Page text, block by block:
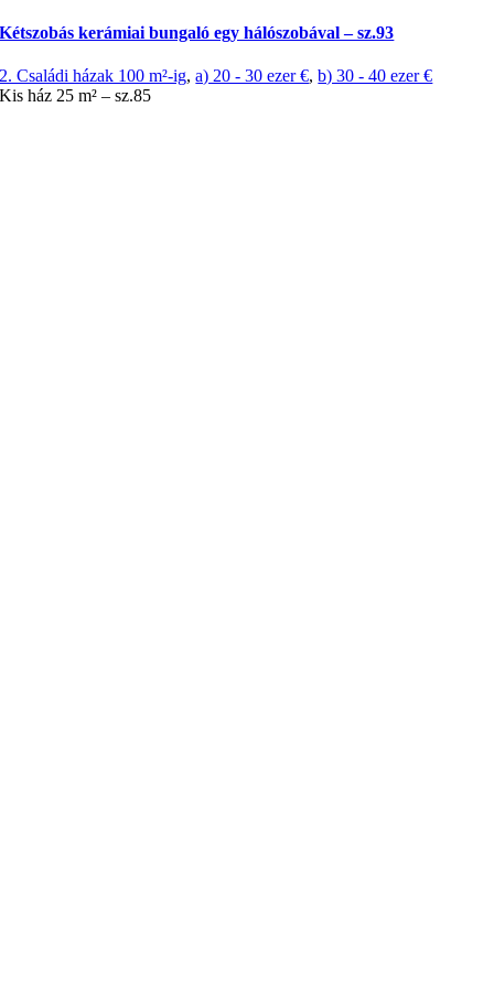
Kétszobás kerámiai bungaló egy hálószobával – sz.93
2. Családi házak 100 m²-ig,a) 20 - 30 ezer €,b) 30 - 40 ezer €
Kis ház 25 m² – sz.85